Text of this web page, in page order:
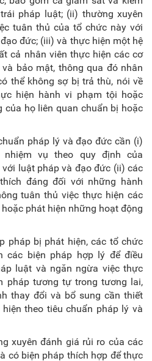
pháp luật; (ii) thường xuyên
tuân thủ của tổ chức này với
đức; (iii) và thực hiện một hệ
cả nhân viên thực hiện các cơ
bảo mật, thông qua đó nhân
thể không sợ bị trả thù, nói về
hiện hành vi phạm tội hoặc
của họ liên quan chuẩn bị hoặc
pháp lý và đạo đức cần (i)
nhiệm vụ theo quy định của
luật pháp và đạo đức (ii) các
đáng đối với những hành
tuân thủ việc thực hiện các
phát hiện những hoạt động
pháp bị phát hiện, các tổ chức
các biện pháp hợp lý để điều
luật và ngăn ngừa việc thực
pháp tương tự trong tương lai,
thay đổi và bổ sung cần thiết
theo tiêu chuẩn pháp lý và
xuyên đánh giá rủi ro của các
có biện pháp thích hợp để thực